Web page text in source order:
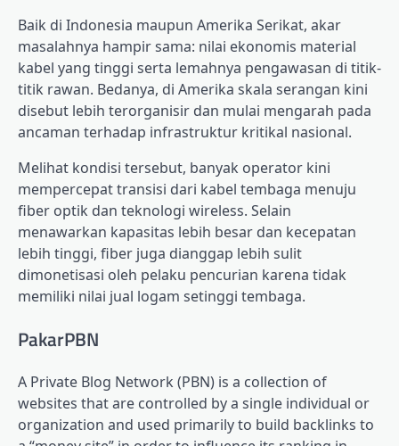
Baik di Indonesia maupun Amerika Serikat, akar
masalahnya hampir sama: nilai ekonomis material
kabel yang tinggi serta lemahnya pengawasan di titik-
titik rawan. Bedanya, di Amerika skala serangan kini
disebut lebih terorganisir dan mulai mengarah pada
ancaman terhadap infrastruktur kritikal nasional.
Melihat kondisi tersebut, banyak operator kini
mempercepat transisi dari kabel tembaga menuju
fiber optik dan teknologi wireless. Selain
menawarkan kapasitas lebih besar dan kecepatan
lebih tinggi, fiber juga dianggap lebih sulit
dimonetisasi oleh pelaku pencurian karena tidak
memiliki nilai jual logam setinggi tembaga.
PakarPBN
A Private Blog Network (PBN) is a collection of
websites that are controlled by a single individual or
organization and used primarily to build backlinks to